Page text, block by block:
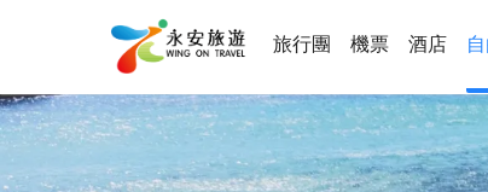
旅行團 機票 酒店